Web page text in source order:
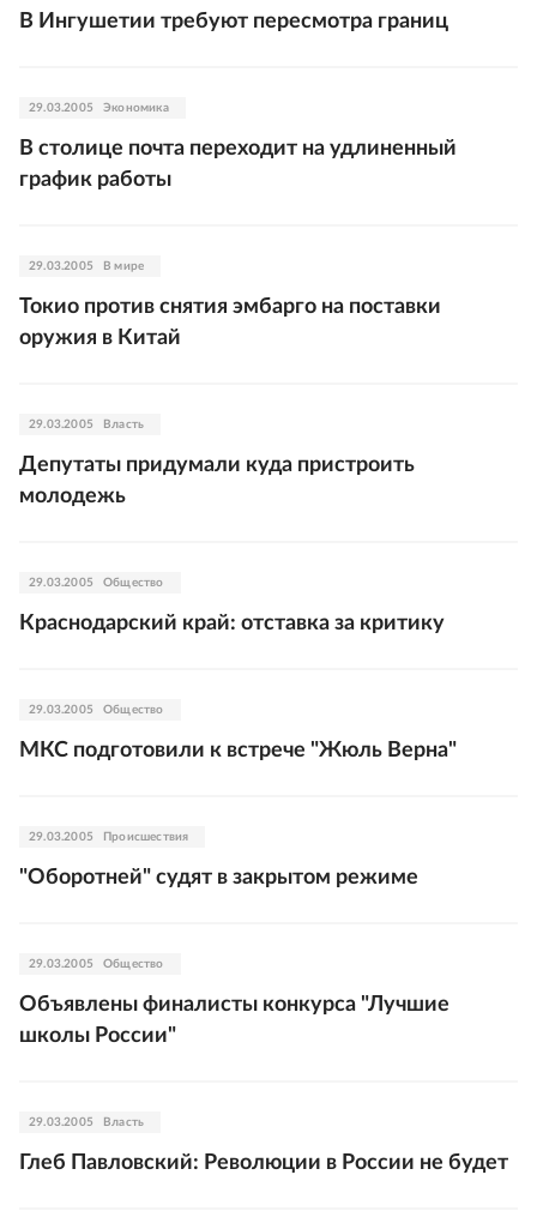
В Ингушетии требуют пересмотра границ
29.03.2005 Экономика
В столице почта переходит на удлиненный
график работы
29.03.2005 В мире
Токио против снятия эмбарго на поставки
оружия в Китай
29.03.2005 Власть
Депутаты придумали куда пристроить
молодежь
29.03.2005 Общество
Краснодарский край: отставка за критику
29.03.2005 Общество
МКС подготовили к встрече "Жюль Верна"
29.03.2005 Происшествия
"Оборотней" судят в закрытом режиме
29.03.2005 Общество
Объявлены финалисты конкурса "Лучшие
школы России"
29.03.2005 Власть
Глеб Павловский: Революции в России не будет